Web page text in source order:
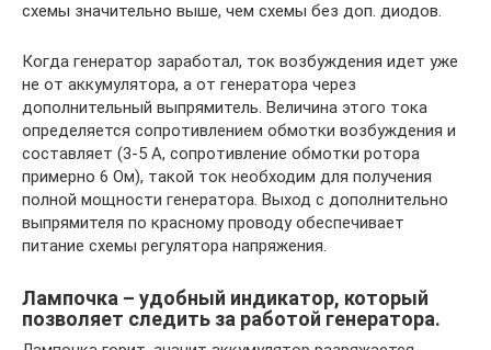
схемы значительно выше, чем схемы без доп. диодов.
Когда генератор заработал, ток возбуждения идет уже
не от аккумулятора, а от генератора через
дополнительный выпрямитель. Величина этого тока
определяется сопротивлением обмотки возбуждения и
составляет (3-5 А, сопротивление обмотки ротора
примерно 6 Ом), такой ток необходим для получения
полной мощности генератора. Выход с дополнительно
выпрямителя по красному проводу обеспечивает
питание схемы регулятора напряжения.
Лампочка – удобный индикатор, который
позволяет следить за работой генератора.